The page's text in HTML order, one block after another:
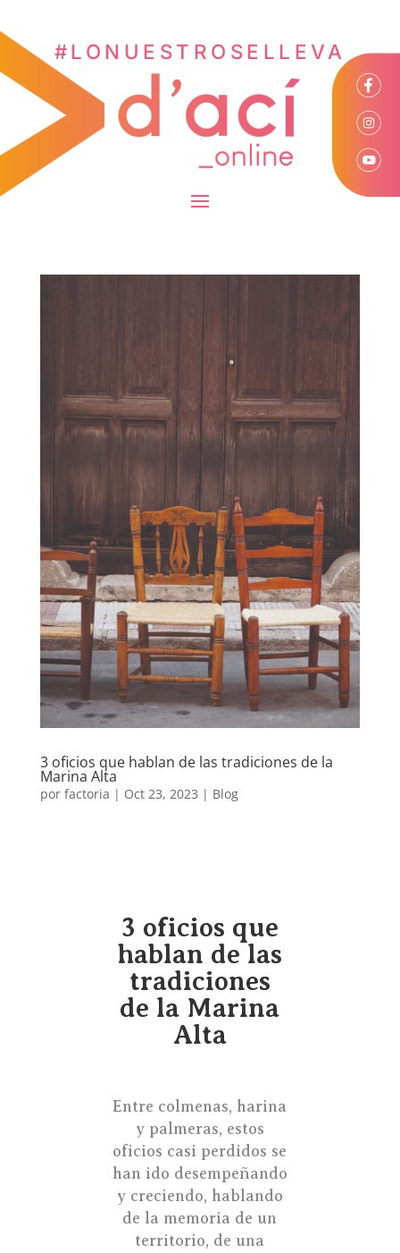
#LONUESTROSELLEVA
3 oficios que hablan de las tradiciones de la
Marina Alta
por factoria | Oct 23, 2023 | Blog
3 oficios que
hablan de las
tradiciones
de la Marina
Alta
Entre colmenas, harina
y palmeras, estos
oficios casi perdidos se
han ido desempeñando
y creciendo, hablando
de la memoria de un
territorio, de una